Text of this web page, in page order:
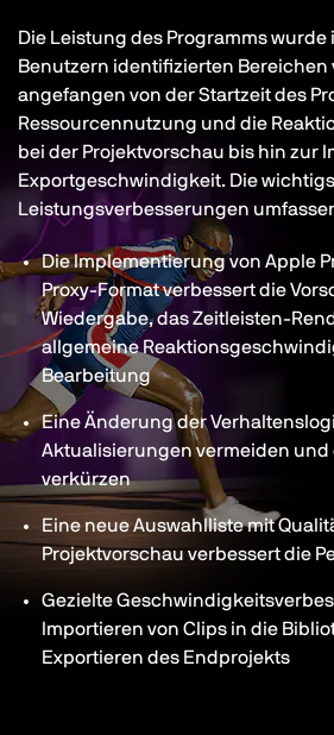
Die Leistung des Programms
Benutzern identifizierten Bereichen
angefangen von der Startzeit des
Ressourcennutzung und die
bei der Projektvorschau bis hin zur
Exportgeschwindigkeit. Die
Leistungsverbesserungen
Die Implementierung von Apple
Proxy-Format verbessert die
Wiedergabe, das Zeitleisten-
allgemeine
Bearbeitung
Eine Änderung der
Aktualisierungen vermeiden und
verkürzen
Eine neue Auswahlliste mit
Projektvorschau verbessert die
Gezielte
Importieren von Clips in die
Exportieren des Endprojekts